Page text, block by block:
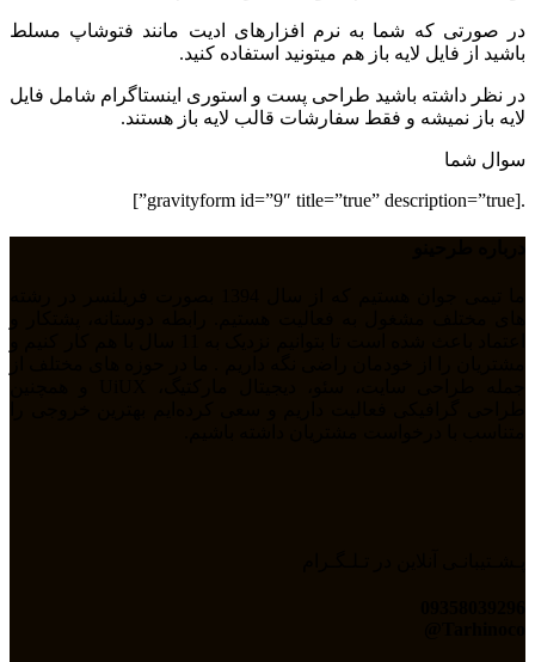
در صورتی که شما به نرم افزارهای ادیت مانند فتوشاپ مسلط
باشید از فایل لایه باز هم میتونید استفاده کنید.
در نظر داشته باشید طراحی پست و استوری اینستاگرام شامل فایل
لایه باز نمیشه و فقط سفارشات قالب لایه باز هستند.
سوال شما
.[gravityform id=”9″ title=”true” description=”true”]